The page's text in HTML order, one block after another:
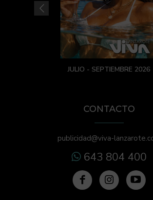
JULIO - SEPTIEMBRE 2026
CONTACTO
publicidad@viva-
643 804 400